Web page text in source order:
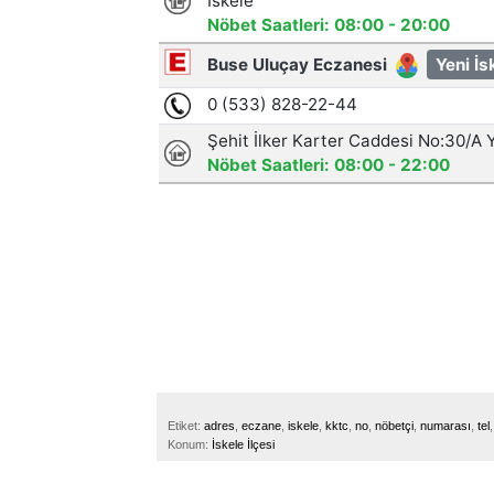
Etiket: adres, eczane, iskele, kktc, no, nöbetçi, numarası, tel ,
Konum: İskele İlçesi